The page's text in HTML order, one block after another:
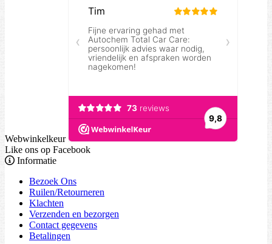
Webwinkelkeur
Like ons op Facebook
Informatie
Bezoek Ons
Ruilen/Retourneren
Klachten
Verzenden en bezorgen
Contact gegevens
Betalingen